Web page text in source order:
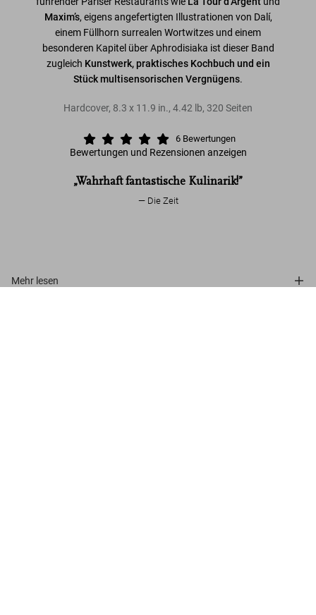
Maxim’s, eigens angefertigten Illustrationen von Dalí,
einem Füllhorn surrealen Wortwitzes und einem
besonderen Kapitel über Aphrodisiaka ist dieser Band
zugleich Kunstwerk, praktisches Kochbuch und ein
Stück multisensorischen Vergnügens.
Hardcover, 8.3 x 11.9 in., 4.42 lb, 320 Seiten
6 Bewertungen
Bewertungen und Rezensionen anzeigen
„Wahrhaft fantastische Kulinarik!”
Die Zeit
Mehr lesen